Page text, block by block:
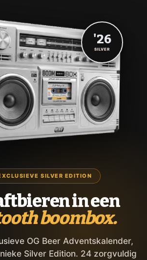
SILVER EDITION
in een
boombox.
OG Beer Adventskalender,
Silver Edition. 24 zorgvuldig
'26
SILVER